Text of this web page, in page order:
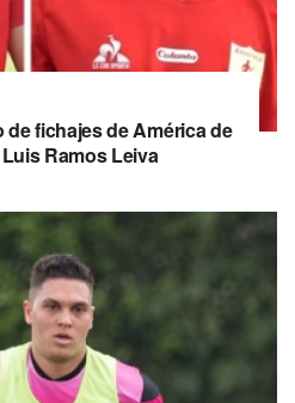
fichajes de América de
Ramos Leiva